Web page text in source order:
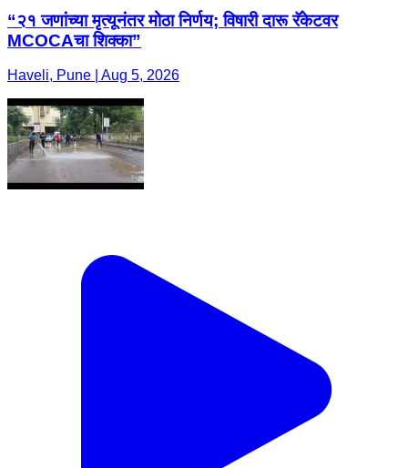
“२१ जणांच्या मृत्यूनंतर मोठा निर्णय; विषारी दारू रॅकेटवर
MCOCAचा शिक्का”
Haveli, Pune | Aug 5, 2026